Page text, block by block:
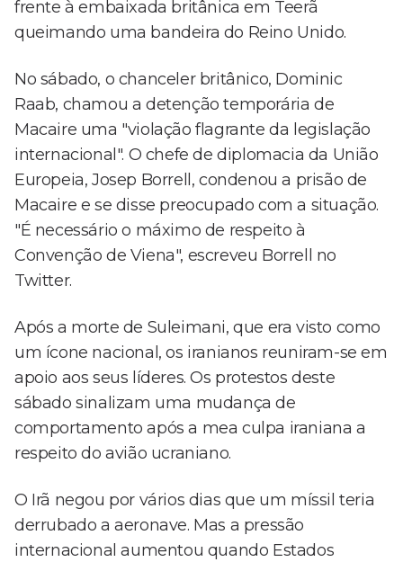
frente à embaixada britânica em Teerã
queimando uma bandeira do Reino Unido.
No sábado, o chanceler britânico, Dominic
Raab, chamou a detenção temporária de
Macaire uma "violação flagrante da legislação
internacional". O chefe de diplomacia da União
Europeia, Josep Borrell, condenou a prisão de
Macaire e se disse preocupado com a situação.
"É necessário o máximo de respeito à
Convenção de Viena", escreveu Borrell no
Twitter.
Após a morte de Suleimani, que era visto como
um ícone nacional, os iranianos reuniram-se em
apoio aos seus líderes. Os protestos deste
sábado sinalizam uma mudança de
comportamento após a mea culpa iraniana a
respeito do avião ucraniano.
O Irã negou por vários dias que um míssil teria
derrubado a aeronave. Mas a pressão
internacional aumentou quando Estados